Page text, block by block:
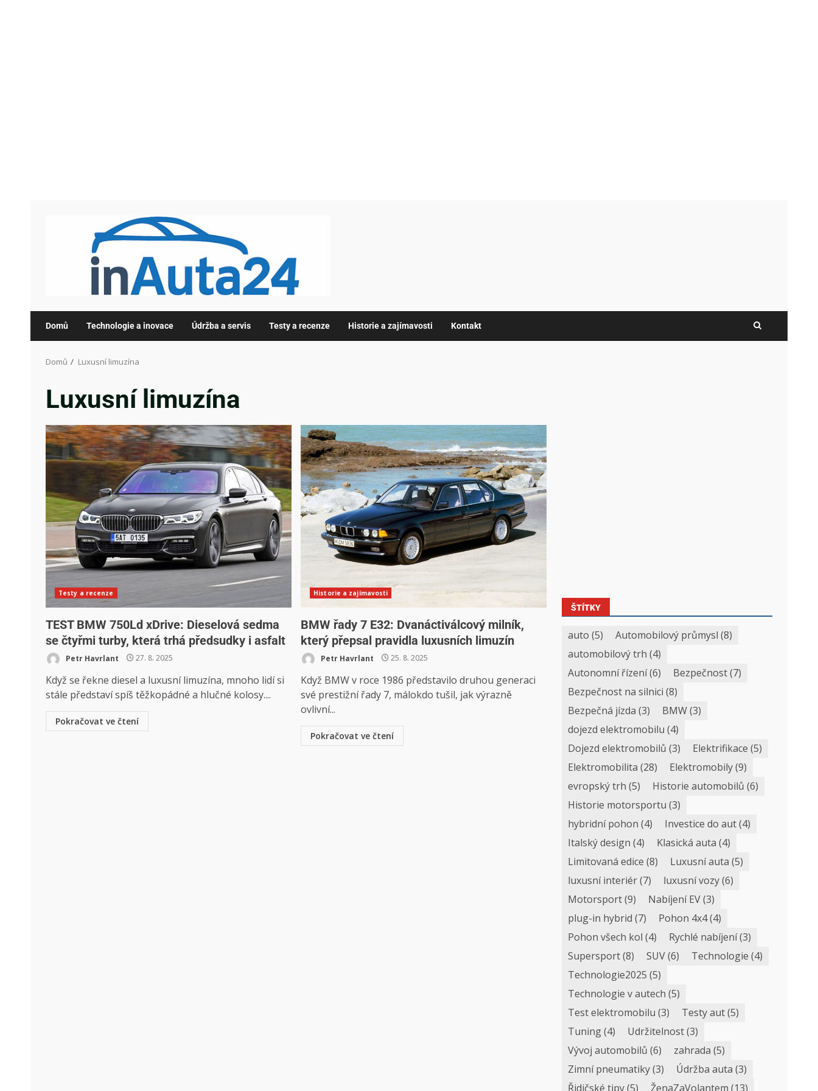
Domů Technologie a inovace Údržba a servis Testy a recenze Historie a zajímavosti Kontakt
Domů Luxusní limuzína
Luxusní limuzína
Testy a recenze
TEST BMW 750Ld xDrive: Dieselová sedma
se čtyřmi turby, která trhá předsudky i asfalt
Petr Havrlant 27. 8. 2025
Když se řekne diesel a luxusní limuzína, mnoho lidí si
stále představí spíš těžkopádné a hlučné kolosy....
Pokračovat ve čtení
Historie a zajímavosti
BMW řady 7 E32: Dvanáctiválcový milník,
který přepsal pravidla luxusních limuzín
Petr Havrlant 25. 8. 2025
Když BMW v roce 1986 představilo druhou generaci
své prestižní řady 7, málokdo tušil, jak výrazně
ovlivní...
Pokračovat ve čtení
ŠTÍTKY
auto (5) Automobilový průmysl (8)
automobilový trh (4)
Autonomní řízení(6) Bezpečnost(7)
Bezpečnost na silnici (8)
Bezpečná jízda (3) BMW(3)
dojezd elektromobilu (4)
Dojezd elektromobilů (3) Elektrifikace (5)
Elektromobilita (28) Elektromobily(9)
evropský trh (5) Historie automobilů (6)
Historie motorsportu (3)
hybridní pohon (4) Investice do aut(4)
Italský design (4) Klasická auta (4)
Limitovaná edice (8) Luxusní auta (5)
luxusní interiér(7) luxusní vozy(6)
Motorsport(9) Nabíjení EV(3)
plug-in hybrid (7) Pohon 4x4(4)
Pohon všech kol (4) Rychlé nabíjení(3)
Supersport(8) SUV(6) Technologie (4)
Technologie2025 (5)
Technologie v autech (5)
Test elektromobilu (3) Testy aut(5)
Tuning(4) Udržitelnost(3)
Vývoj automobilů (6) zahrada (5)
Zimní pneumatiky(3) Údržba auta (3)
Řidičské tipy(5) ŽenaZaVolantem (13)